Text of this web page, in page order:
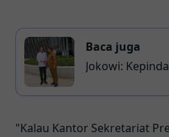
Baca juga
Jokowi:
"Kalau Kantor Sekretariat